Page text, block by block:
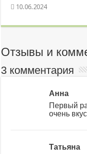
10.06.2024
Отзывы и
3 комментария
Анна
Первый
очень
Татьяна